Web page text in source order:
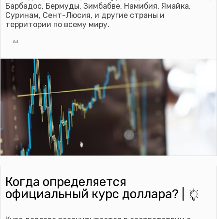
Барбадос, Бермуды, Зимбабве, Намибия, Ямайка,
Суринам, Сент-Люсия, и другие страны и
территории по всему миру.
Ad
Когда определяется
официальный курс доллара? |